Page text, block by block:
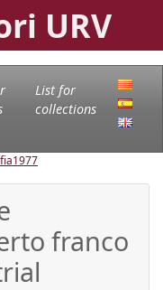
URV
List for
collections
1977
franco